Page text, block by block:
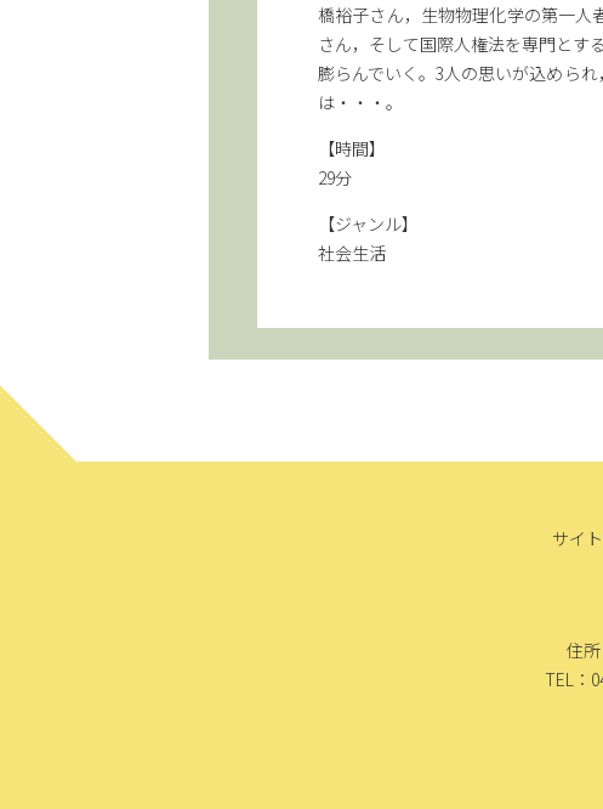
橋裕子さん，生物物理化学の第一人
さん，そして国際人権法を専門とす
膨らんでいく。3人の思いが込めら
は・・・。
【時間】
29分
【ジャンル】
社会生活
サイ
住
TEL：